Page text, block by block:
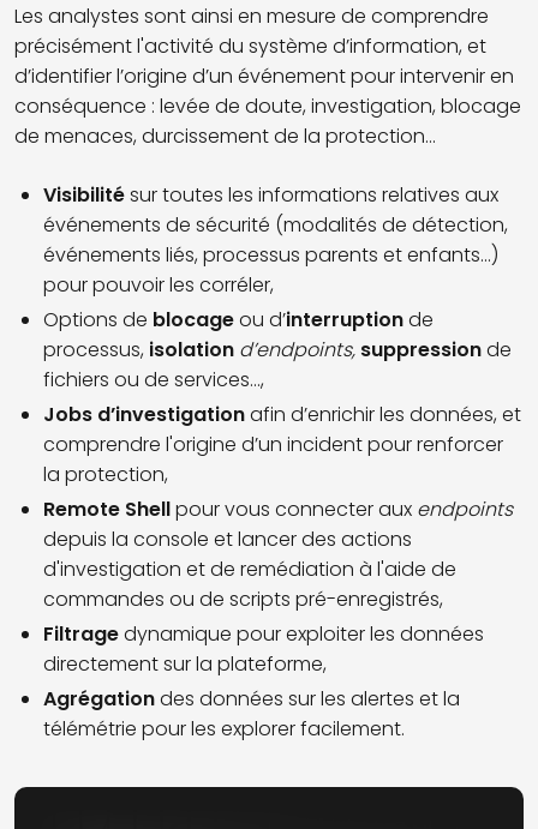
Les analystes sont ainsi en mesure de comprendre
précisément l'activité du système d’information, et
d’identifier l’origine d’un événement pour intervenir en
conséquence : levée de doute, investigation, blocage
de menaces, durcissement de la protection...
Visibilitésur toutes les informations relatives aux
événements de sécurité (modalités de détection,
événements liés, processus parents et enfants...)
pour pouvoir les corréler,
Options de blocageou d’interruptionde
processus, isolation d’endpoints, suppressionde
fichiers ou de services...,
Jobs d’investigationafin d’enrichir les données, et
comprendre l'origine d’un incident pour renforcer
la protection,
Remote Shellpour vous connecter aux endpoints
depuis la console et lancer des actions
d'investigation et de remédiation à l'aide de
commandes ou de scripts pré-enregistrés,
Filtragedynamique pour exploiter les données
directement sur la plateforme,
Agrégationdes données sur les alertes et la
télémétrie pour les explorer facilement.